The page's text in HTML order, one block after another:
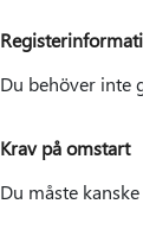
Du behöver inte
Krav på omstart
Du måste